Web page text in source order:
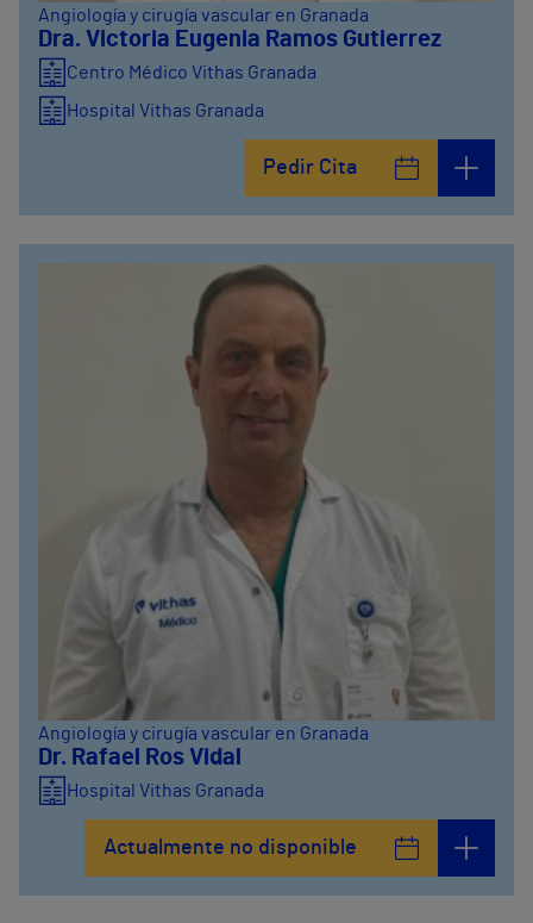
Angiología y cirugía vascular en Granada
Dra. Victoria Eugenia Ramos Gutierrez
Centro Médico Vithas Granada
Hospital Vithas Granada
Pedir Cita
Angiología y cirugía vascular en Granada
Dr. Rafael Ros Vidal
Hospital Vithas Granada
Actualmente no disponible